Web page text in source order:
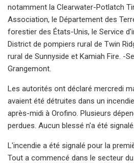
notamment la Clearwater-Potlatch
Association, le Département des
forestier des États-Unis, le Service
District de pompiers rural de Twin
rural de Sunnyside et Kamiah Fire. -
Grangemont.
Les autorités ont déclaré mercredi
avaient été détruites dans un
après-midi à Orofino. Plusieurs
perdues. Aucun blessé n'a été signalé.
L'incendie a été signalé pour la
Tout a commencé dans le secteur